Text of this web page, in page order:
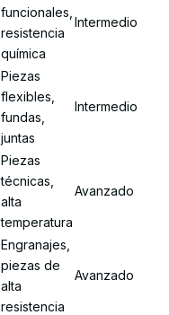
funcionales,
resistencia
química
Intermedio
Piezas
flexibles,
fundas,
juntas
Intermedio
Piezas
técnicas,
alta
temperatura
Avanzado
Engranajes,
piezas de
alta
resistencia
Avanzado